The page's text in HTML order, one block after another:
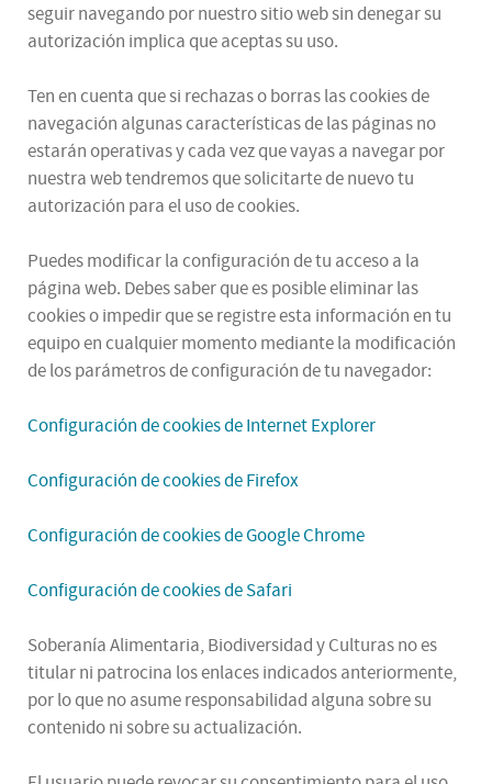
seguir navegando por nuestro sitio web sin denegar su
autorización implica que aceptas su uso.
Ten en cuenta que si rechazas o borras las cookies de
navegación algunas características de las páginas no
estarán operativas y cada vez que vayas a navegar por
nuestra web tendremos que solicitarte de nuevo tu
autorización para el uso de cookies.
Puedes modificar la configuración de tu acceso a la
página web. Debes saber que es posible eliminar las
cookies o impedir que se registre esta información en tu
equipo en cualquier momento mediante la modificación
de los parámetros de configuración de tu navegador:
Configuración de cookies de Internet Explorer
Configuración de cookies de Firefox
Configuración de cookies de Google Chrome
Configuración de cookies de Safari
Soberanía Alimentaria, Biodiversidad y Culturas no es
titular ni patrocina los enlaces indicados anteriormente,
por lo que no asume responsabilidad alguna sobre su
contenido ni sobre su actualización.